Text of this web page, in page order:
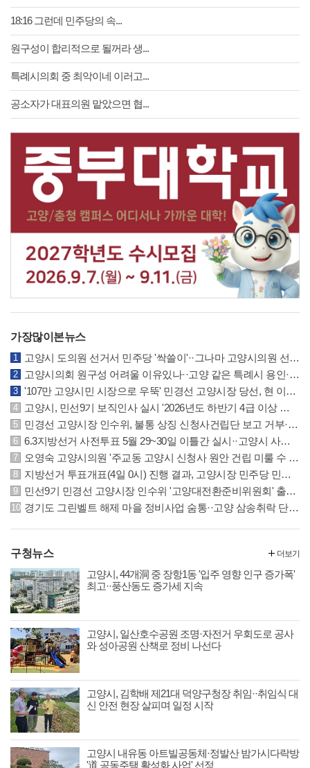
18:16 그런데 민주당의 속...
원구성이 합리적으로 될꺼라 생...
특례시의회 중 최악이네 이러고...
공소자가 대표의원 맡았으면 협...
가장많이본뉴스
고양시 도의원 선거서 민주당 '싹쓸이'··그나마 고양시의원 선거는 국민의힘 선방
고양시의회 원구성 어려울 이유있나··고양 같은 특례시 용인·수원시의회 참조하길
'107만 고양시민 시장으로 우뚝' 민경선 고양시장 당선, 현 이동환 시장에 크게 앞서
고양시, 민선9기 보직인사 실시 '2026년도 하반기 4급 이상 및 5·6급 인사발령 사항'
민경선 고양시장 인수위, 불통 상징 신청사건립단 보고 거부··원안건립 계획 요구
6.3지방선거 사전투표 5월 29~30일 이틀간 실시··고양시 사전투표소 위치 안내
오영숙 고양시의원 '주교동 고양시 신청사 원안 건립 미룰 수 없는 과제' 추진 촉구
지방선거 투표개표(4일 0시) 진행 결과, 고양시장 민주당 민경선 후보 62.7% 우위
민선9기 민경선 고양시장 인수위 '고양대전환준비위원회' 출범··22일 본격 활동
경기도 그린벨트 해제 마을 정비사업 숨통··고양 삼송취락 단계적 정비 가능해져
구청뉴스
고양시, 44개洞 중 장항1동 '입주 영향 인구 증가폭'
최고··풍산동도 증가세 지속
고양시, 일산호수공원 조명·자전거 우회도로 공사
와 성아공원 산책로 정비 나선다
고양시, 김학배 제21대 덕양구청장 취임··취임식 대
신 안전 현장 살피며 일정 시작
고양시 내유동 아트빌공동체·정발산 밤가시다락방
'道 공동주택 활성화 사업' 선정
더보기